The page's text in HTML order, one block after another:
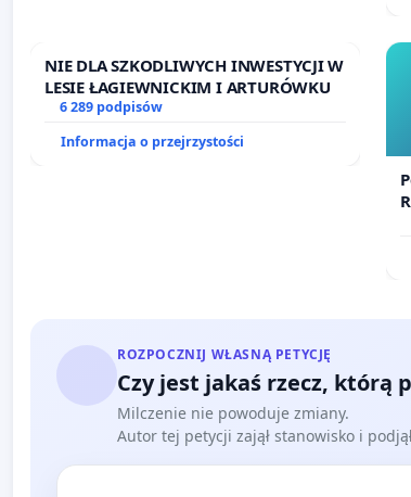
NIE DLA SZKODLIWYCH INWESTYCJI W
LESIE ŁAGIEWNICKIM I ARTURÓWKU
6 289 podpisów
Informacja o przejrzystości
ROZPOCZNIJ WŁASNĄ PETYCJĘ
Czy jest jakaś rzecz, którą
Milczenie nie powoduje zmiany.
Autor tej petycji zajął stanowisko i